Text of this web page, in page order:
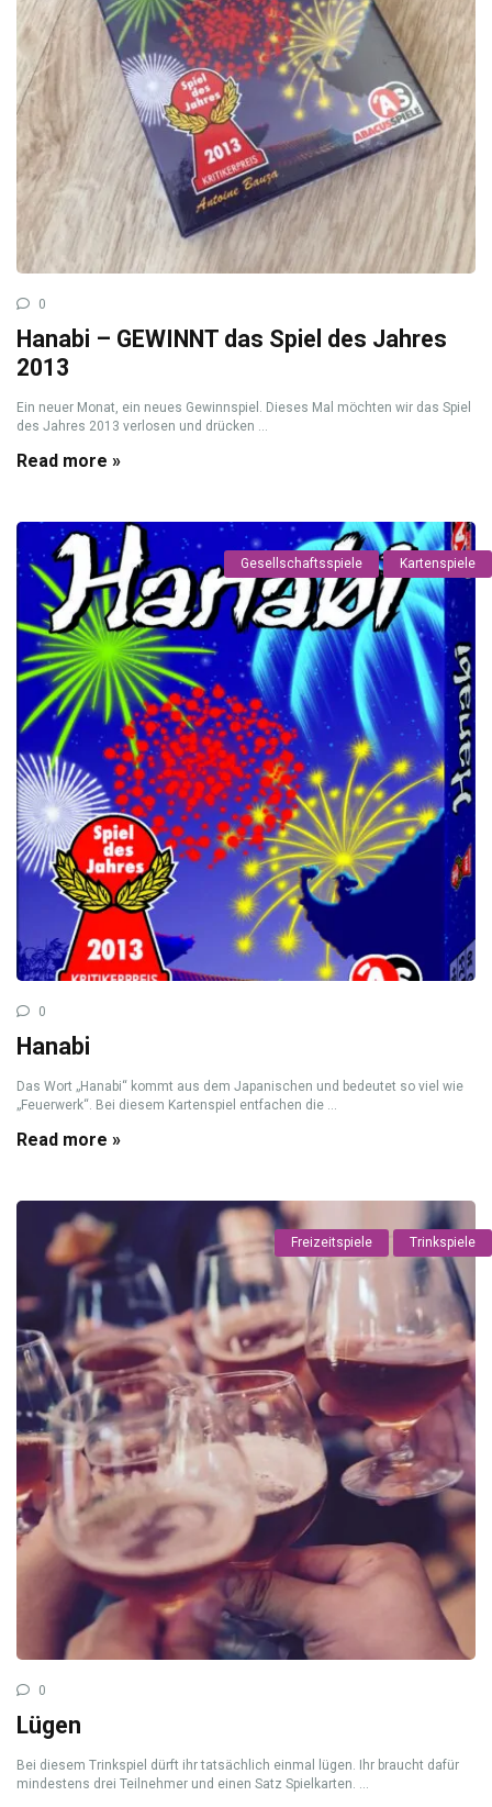
0
Hanabi – GEWINNT das Spiel des Jahres
2013
Ein neuer Monat, ein neues Gewinnspiel. Dieses Mal möchten wir das Spiel
des Jahres 2013 verlosen und drücken ...
Read more »
Gesellschaftsspiele Kartenspiele
0
Hanabi
Das Wort „Hanabi“ kommt aus dem Japanischen und bedeutet so viel wie
„Feuerwerk“. Bei diesem Kartenspiel entfachen die ...
Read more »
Freizeitspiele Trinkspiele
0
Lügen
Bei diesem Trinkspiel dürft ihr tatsächlich einmal lügen. Ihr braucht dafür
mindestens drei Teilnehmer und einen Satz Spielkarten. ...